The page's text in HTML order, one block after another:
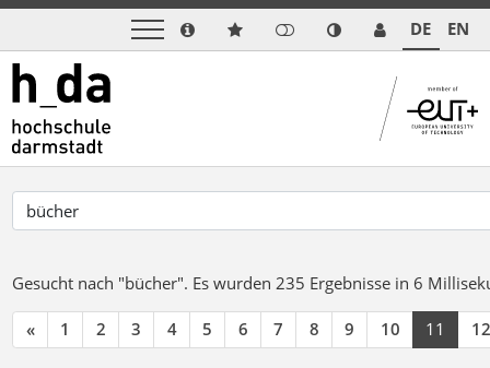
DE EN
Gesucht nach "bücher". Es wurden 235 Ergebnisse in 6
« 1 2 3 4 5 6 7 8 9 10 11 12